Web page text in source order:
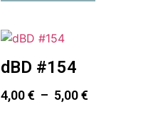
dBD #154
4,00€ – 5,00€